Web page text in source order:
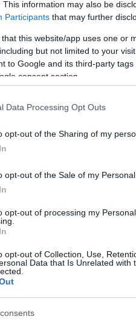
This information may also be
Participants that may further
that this website/app uses one or
but not limited to your
to Google and its third-party
consent section.
Data Processing Opt Outs
opt-out of the Sharing of my
opt-out of the Sale of my Personal
opt-out of processing my
opt-out of Collection, Use,
Data that Is Unrelated with
láthatók a Proceed II-hoz
ugyan, de vendégeskedett
The Family Soul)
ben aWatercímű
töltött évekről, de arra,
még négy évig kellett
öt számban hallhatók
köszöntik, de az